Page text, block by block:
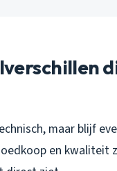
maar blijf
en kwaliteit